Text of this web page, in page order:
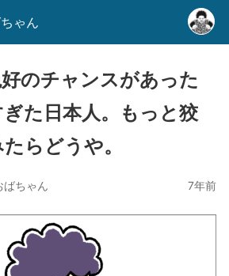
ゃん
のチャンスがあった
た日本人。もっと狡
らどうや。
ばちゃん 7年前